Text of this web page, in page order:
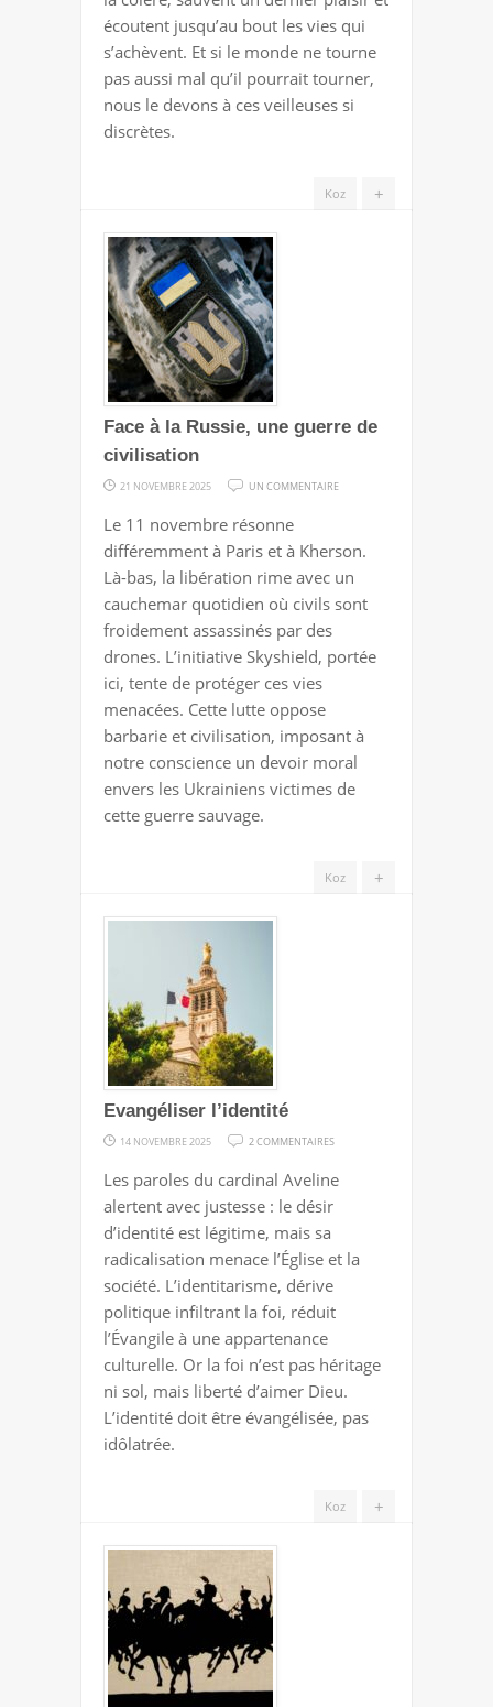
écoutent jusqu’au bout les vies qui
s’achèvent. Et si le monde ne tourne
pas aussi mal qu’il pourrait tourner,
nous le devons à ces veilleuses si
discrètes.
+
Koz
Face à la Russie, une guerre de
civilisation
21 NOVEMBRE 2025 UN COMMENTAIRESUR
LA
RUSSIE,
UNE
DE
Le 11 novembre résonne
différemment à Paris et à Kherson.
Là-bas, la libération rime avec un
cauchemar quotidien où civils sont
froidement assassinés par des
drones. L’initiative Skyshield, portée
ici, tente de protéger ces vies
menacées. Cette lutte oppose
barbarie et civilisation, imposant à
notre conscience un devoir moral
envers les Ukrainiens victimes de
cette guerre sauvage.
+
Koz
Evangéliser l’identité
14 NOVEMBRE 2025 2 COMMENTAIRES
L’IDENTITÉ
Les paroles du cardinal Aveline
alertent avec justesse : le désir
d’identité est légitime, mais sa
radicalisation menace l’Église et la
société. L’identitarisme, dérive
politique infiltrant la foi, réduit
l’Évangile à une appartenance
culturelle. Or la foi n’est pas héritage
ni sol, mais liberté d’aimer Dieu.
L’identité doit être évangélisée, pas
idôlatrée.
+
Koz